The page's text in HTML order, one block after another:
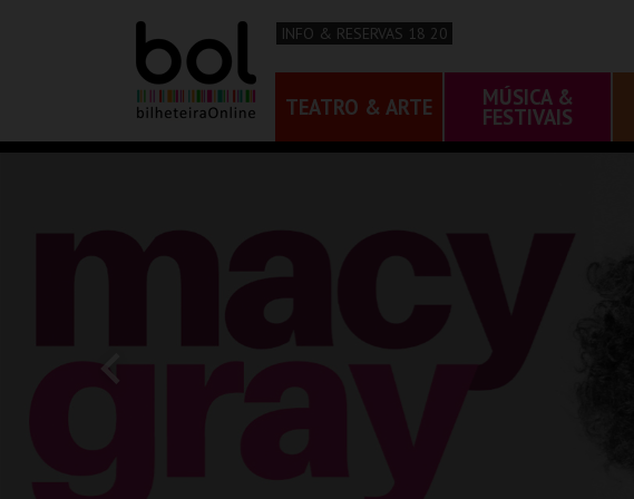
INFO & RESERVAS 18 20
TEATRO & ARTE MÚSICA &
FESTIVAIS